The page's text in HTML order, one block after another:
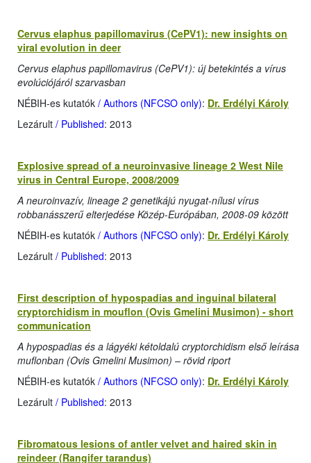
Cervus elaphus papillomavirus (CePV1): new insights on
viral evolution in deer
Cervus elaphus papillomavirus (CePV1): új betekintés a vírus
evolúciójáról szarvasban
NÉBIH-es kutatók / Authors (NFCSO only): Dr. Erdélyi Károly
Lezárult / Published: 2013
Explosive spread of a neuroinvasive lineage 2 West Nile
virus in Central Europe, 2008/2009
A neuroinvazív, lineage 2 genetikájú nyugat-nílusi vírus
robbanásszerű elterjedése Közép-Európában, 2008-09 között
NÉBIH-es kutatók / Authors (NFCSO only): Dr. Erdélyi Károly
Lezárult / Published: 2013
First description of hypospadias and inguinal bilateral
cryptorchidism in mouflon (Ovis Gmelini Musimon) - short
communication
A hypospadias és a lágyéki kétoldalú cryptorchidism első leírása
muflonban (Ovis Gmelini Musimon) – rövid riport
NÉBIH-es kutatók / Authors (NFCSO only): Dr. Erdélyi Károly
Lezárult / Published: 2013
Fibromatous lesions of antler velvet and haired skin in
reindeer (Rangifer tarandus)